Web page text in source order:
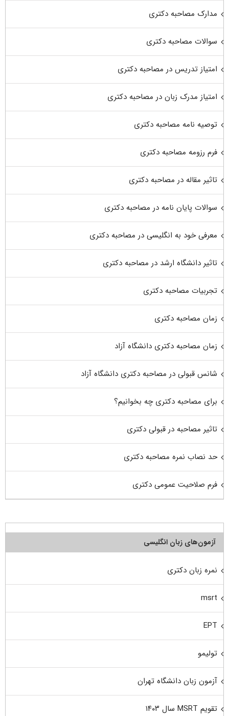
مدارک مصاحبه دکتری
سوالات مصاحبه دکتری
امتیاز تدریس در مصاحبه دکتری
امتیاز مدرک زبان در مصاحبه دکتری
توصیه نامه مصاحبه دکتری
فرم رزومه مصاحبه دکتری
تاثیر مقاله در مصاحبه دکتری
سوالات پایان نامه در مصاحبه دکتری
معرفی خود به انگلیسی در مصاحبه دکتری
تاثیر دانشگاه ارشد در مصاحبه دکتری
تجربیات مصاحبه دکتری
زمان مصاحبه دکتری
زمان مصاحبه دکتری دانشگاه آزاد
شانس قبولی در مصاحبه دکتری دانشگاه آزاد
برای مصاحبه دکتری چه بخوانیم؟
تاثیر مصاحبه در قبولی دکتری
حد نصاب نمره مصاحبه دکتری
فرم صلاحیت عمومی دکتری
آزمون‌های زبان انگلیسی
نمره زبان دکتری
msrt
EPT
تولیمو
آزمون زبان دانشگاه تهران
تقویم MSRT سال ۱۴۰۳